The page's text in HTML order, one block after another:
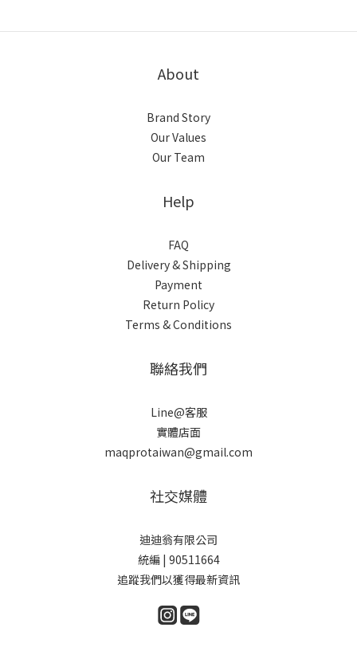
About
Brand Story
Our Values
Our Team
Help
FAQ
Delivery & Shipping
Payment
Return Policy
Terms & Conditions
聯絡我們
Line@客服
實體店面
maqprotaiwan@gmail.com
社交媒體
迪迪翁有限公司
統編 | 90511664
追蹤我們以獲得最新資訊